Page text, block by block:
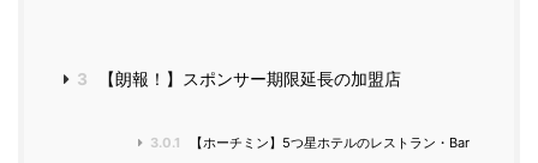
3 【朗報！】スポンサー期限延長の加盟店
3.0.1 【ホーチミン】5つ星ホテルのレストラン・Bar